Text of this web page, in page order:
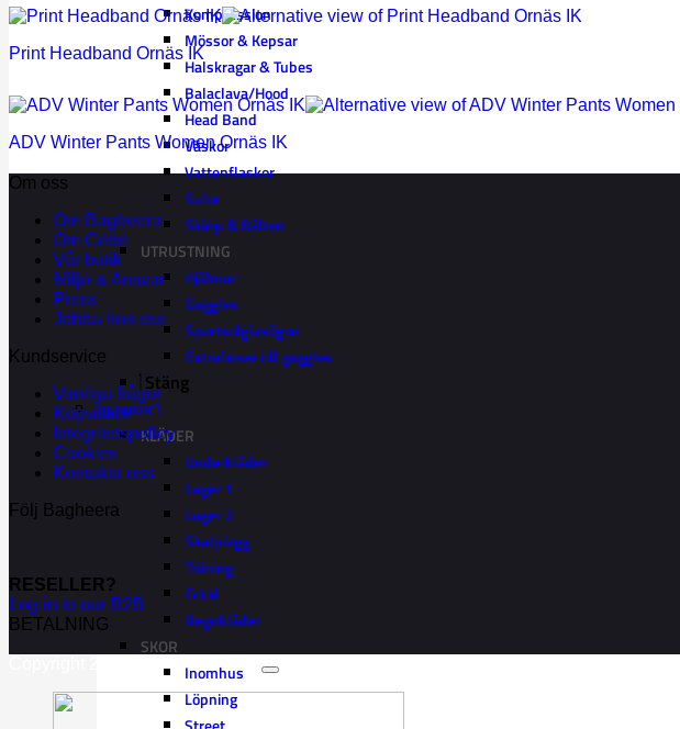
Kompression
Mössor & Kepsar
Halskragar & Tubes
Balaclava/Hood
Head Band
Väskor
Vattenflaskor
Sulor
Skärp & Bälten
UTRUSTNING
Hjälmar
Goggles
Sportsolglasögon
Extralinser till goggles
Stäng
JUNIOR
KLÄDER
Underkläder
Lager 1
Lager 2
Skalplagg
Träning
Fritid
Regnkläder
SKOR
Inomhus
Löpning
Print Headband Ornäs IK
ADV Winter Pants Women Ornäs IK
Om oss
Om Bagheera
Om Cébé
Vår butik
Miljö & Ansvar
Press
Jobba hos oss
Kundservice
Vanliga frågor
Köpvillkor
Integritetspolicy
Cookies
Kontakta oss
Följ Bagheera
RESELLER?
Log in to our B2B
BETALNING
Bagheera AB